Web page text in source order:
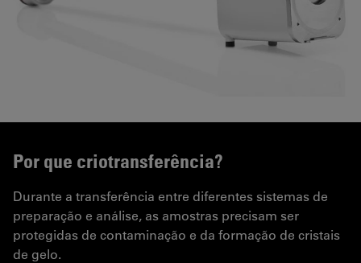
Por que criotransferência?
Durante a transferência entre diferentes sistemas de
preparação e análise, as amostras precisam ser
protegidas de contaminação e da formação de cristais
de gelo.